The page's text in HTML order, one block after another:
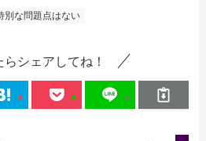
な問題点はない
らシェアしてね！